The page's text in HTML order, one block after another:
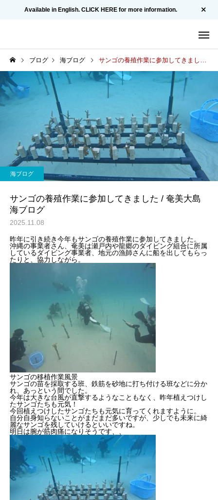
Available in English. CLICK HERE for more information.
ブログ 海ブログ サンゴの養殖作業に参加してきました / 奄美大島 海ブログ
海ブログ
サンゴの養殖作業に参加してきました / 奄美大島
海ブログ
2025.11.08
昨年に引き続き今年もサンゴの養殖作業に参加してきました。
沖縄の事業者さん、奄美は瀬戸内や龍郷のダイビング組合に所属
しているダイビング事業者、地元の漁師さんに船を出してもらっ
たりと、協力しながら。
サンゴの移植作業風景
サンゴの苗を採取する班、鉄筋を砂地に打ち付ける班などに分か
れ、あっという間でした。
今年は大きな台風が直撃するようなこともなく、昨年植えつけし
たサンゴたちも元気！
今回植えつけしたサンゴたちも元気に育ってくれますように。
自分自身知らないことがまだまだ多いですが、少しでも未来に綺
麗なサンゴを残していけるといいですね。
明日は腕が筋肉痛になりそうです、、